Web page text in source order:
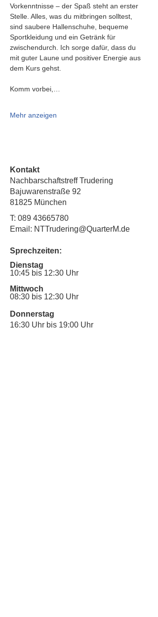
Vorkenntnisse – der Spaß steht an erster
Stelle. Alles, was du mitbringen solltest,
sind saubere Hallenschuhe, bequeme
Sportkleidung und ein Getränk für
zwischendurch. Ich sorge dafür, dass du
mit guter Laune und positiver Energie aus
dem Kurs gehst.
Komm vorbei,…
Mehr anzeigen
Kontakt
Nachbarschaftstreff Trudering
Bajuwarenstraße 92
81825 München
T: 089 43665780
Email: NTTrudering@QuarterM.de
Sprechzeiten:
Dienstag
10:45 bis 12:30 Uhr
Mittwoch
08:30 bis 12:30 Uhr
Donnerstag
16:30 Uhr bis 19:00 Uhr